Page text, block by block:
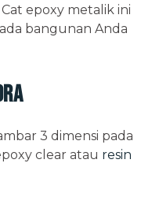
epoxy metalik ini
bangunan Anda
3 dimensi pada
clear atau resin